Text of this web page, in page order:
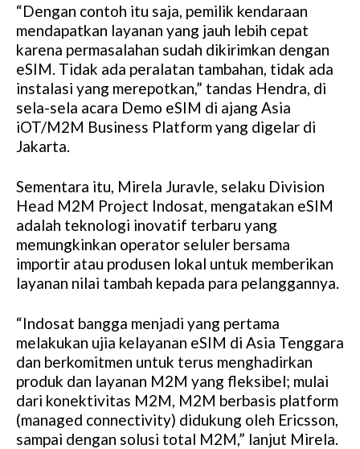
M
u
t
e
“Dengan contoh itu saja, pemilik kendaraan
mendapatkan layanan yang jauh lebih cepat
karena permasalahan sudah dikirimkan dengan
eSIM. Tidak ada peralatan tambahan, tidak ada
instalasi yang merepotkan,” tandas Hendra, di
sela-sela acara Demo eSIM di ajang Asia
iOT/M2M Business Platform yang digelar di
Jakarta.
Sementara itu, Mirela Juravle, selaku Division
Head M2M Project Indosat, mengatakan eSIM
adalah teknologi inovatif terbaru yang
memungkinkan operator seluler bersama
importir atau produsen lokal untuk memberikan
layanan nilai tambah kepada para pelanggannya.
“Indosat bangga menjadi yang pertama
melakukan ujia kelayanan eSIM di Asia Tenggara
dan berkomitmen untuk terus menghadirkan
produk dan layanan M2M yang fleksibel; mulai
dari konektivitas M2M, M2M berbasis platform
(managed connectivity) didukung oleh Ericsson,
sampai dengan solusi total M2M,” lanjut Mirela.